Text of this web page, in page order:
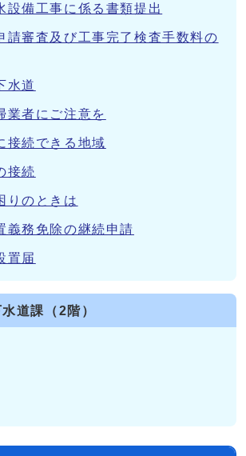
設備工事に係る書類提出
請審査及び工事完了検査手数料の
水道
業者にご注意を
接続できる地域
接続
りのときは
義務免除の継続申請
置届
道課（2階）